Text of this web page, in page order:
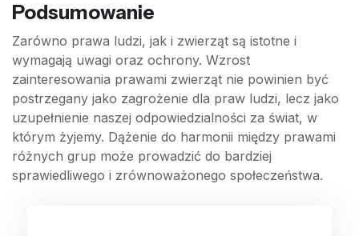
Podsumowanie
Zarówno prawa ludzi, jak i zwierząt są istotne i
wymagają uwagi oraz ochrony. Wzrost
zainteresowania prawami zwierząt nie powinien być
postrzegany jako zagrożenie dla praw ludzi, lecz jako
uzupełnienie naszej odpowiedzialności za świat, w
którym żyjemy. Dążenie do harmonii między prawami
różnych grup może prowadzić do bardziej
sprawiedliwego i zrównoważonego społeczeństwa.